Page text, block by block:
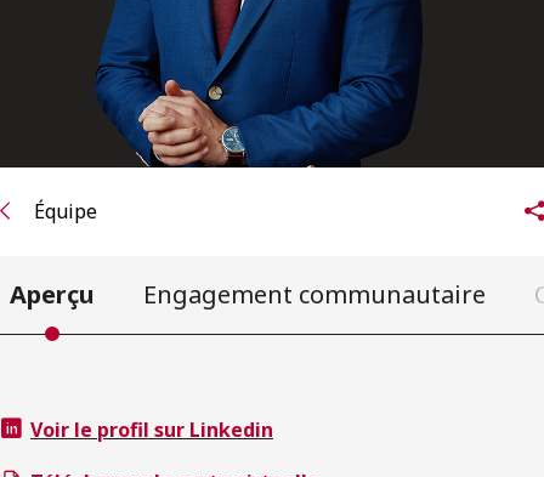
Équipe
Aperçu Engagement communautaire
Voir le profil sur Linkedin